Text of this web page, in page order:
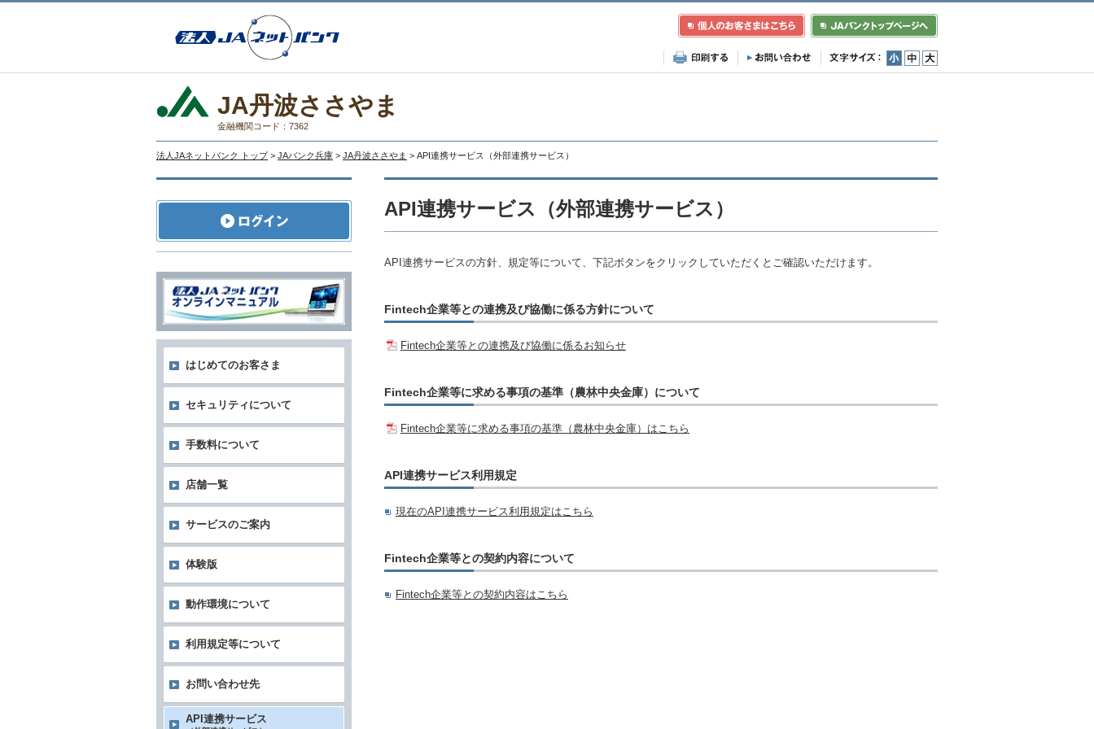
小 中 大
JA丹波ささやま
金融機関コード：7362
法人JAネットバンク トップ > JAバンク兵庫 > JA丹波ささやま > API連携サービス（外部連携サービス）
API連携サービス（外部連携サービス）
API連携サービスの方針、規定等について、下記ボタンをクリックしていただくとご確認いただけます。
Fintech企業等との連携及び協働に係る方針について
Fintech企業等との連携及び協働に係るお知らせ
Fintech企業等に求める事項の基準（農林中央金庫）について
Fintech企業等に求める事項の基準（農林中央金庫）はこちら
API連携サービス利用規定
現在のAPI連携サービス利用規定はこちら
Fintech企業等との契約内容について
Fintech企業等との契約内容はこちら
はじめてのお客さま
セキュリティについて
手数料について
店舗一覧
サービスのご案内
体験版
動作環境について
利用規定等について
お問い合わせ先
API連携サービス